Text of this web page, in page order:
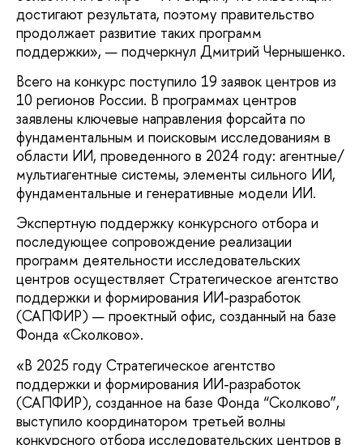
достигают результата, поэтому правительство
продолжает развитие таких программ
поддержки», — подчеркнул Дмитрий Чернышенко.
Всего на конкурс поступило 19 заявок центров из
10 регионов России. В программах центров
заявлены ключевые направления форсайта по
фундаментальным и поисковым исследованиям в
области ИИ, проведенного в 2024 году: агентные/
мультиагентные системы, элементы сильного ИИ,
фундаментальные и генеративные модели ИИ.
Экспертную поддержку конкурсного отбора и
последующее сопровождение реализации
программ деятельности исследовательских
центров осуществляет Стратегическое агентство
поддержки и формирования ИИ-разработок
(САПФИР) — проектный офис, созданный на базе
Фонда «Сколково».
«В 2025 году Стратегическое агентство
поддержки и формирования ИИ-разработок
(САПФИР), созданное на базе Фонда “Сколково”,
выступило координатором третьей волны
конкурсного отбора исследовательских центров в